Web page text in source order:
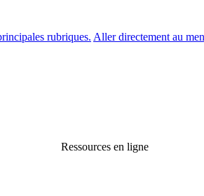
rubriques. Aller directement au
Ressources en ligne